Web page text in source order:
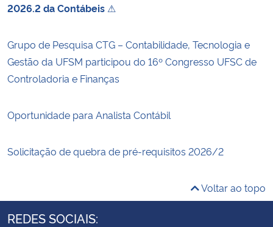
2026.2 da Contábeis ⚠
Grupo de Pesquisa CTG – Contabilidade, Tecnologia e
Gestão da UFSM participou do 16º Congresso UFSC de
Controladoria e Finanças
Oportunidade para Analista Contábil
Solicitação de quebra de pré-requisitos 2026/2
Voltar ao topo
REDES SOCIAIS: